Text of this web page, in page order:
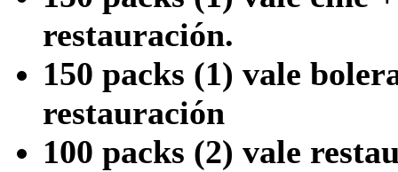
restauración.
150 packs (1) vale
restauración
100 packs (2) vale